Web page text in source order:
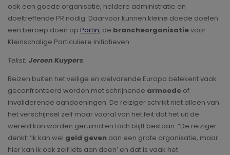
ook een goede organisatie, heldere administratie en
doeltreffende PR nodig. Daarvoor kunnen kleine doede doelen
een beroep doen op Partin, de brancheorganisatievoor
Kleinschalige Particuliere Initiatieven.
Tekst: Jeroen Kuypers
Reizen buiten het veilige en welvarende Europa betekent vaak
geconfronteerd worden met schrijnende armoede of
invaliderende aandoeningen. De reiziger schrikt niet alleen van
het verschijnsel zelf maar vooral van het feit dat het uit de
wereld kan worden geruimd en toch blijft bestaan. “De reiziger
denkt: ‘Ik kan wel geld geven aan een grote organisatie, maar
hier kan ik ook zelf iets aan doen’ en dat is vaak het